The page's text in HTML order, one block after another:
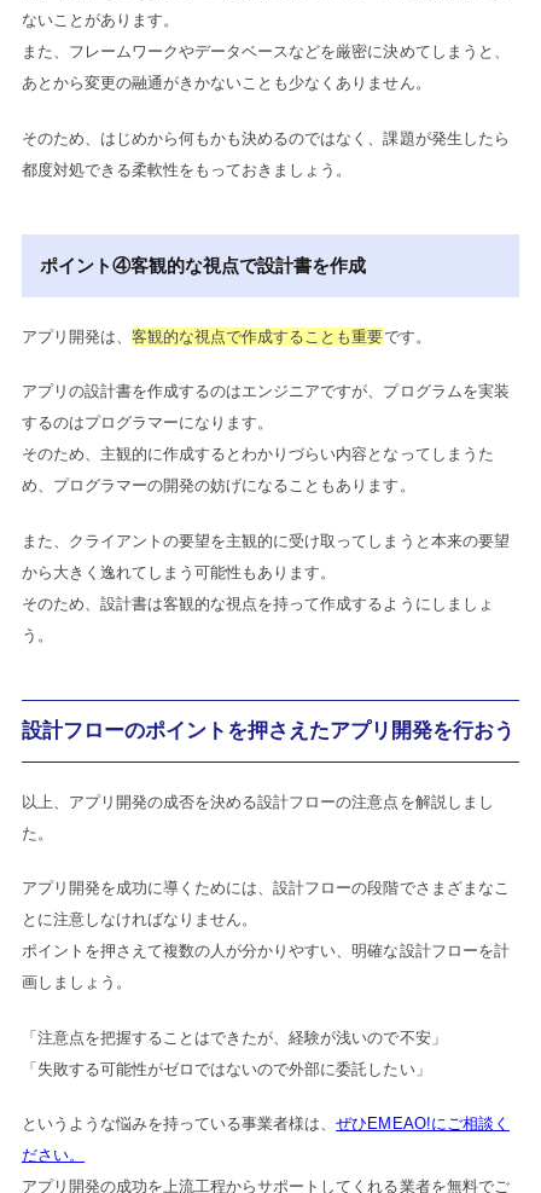
ないことがあります。
また、フレームワークやデータベースなどを厳密に決めてしまうと、
あとから変更の融通がきかないことも少なくありません。
そのため、はじめから何もかも決めるのではなく、課題が発生したら
都度対処できる柔軟性をもっておきましょう。
ポイント④客観的な視点で設計書を作成
アプリ開発は、客観的な視点で作成することも重要です。
アプリの設計書を作成するのはエンジニアですが、プログラムを実装
するのはプログラマーになります。
そのため、主観的に作成するとわかりづらい内容となってしまうた
め、プログラマーの開発の妨げになることもあります。
また、クライアントの要望を主観的に受け取ってしまうと本来の要望
から大きく逸れてしまう可能性もあります。
そのため、設計書は客観的な視点を持って作成するようにしましょ
う。
設計フローのポイントを押さえたアプリ開発を行おう
以上、アプリ開発の成否を決める設計フローの注意点を解説しまし
た。
アプリ開発を成功に導くためには、設計フローの段階でさまざまなこ
とに注意しなければなりません。
ポイントを押さえて複数の人が分かりやすい、明確な設計フローを計
画しましょう。
「注意点を把握することはできたが、経験が浅いので不安」
「失敗する可能性がゼロではないので外部に委託したい」
というような悩みを持っている事業者様は、ぜひEMEAO!にご相談く
ださい。
アプリ開発の成功を上流工程からサポートしてくれる業者を無料でご